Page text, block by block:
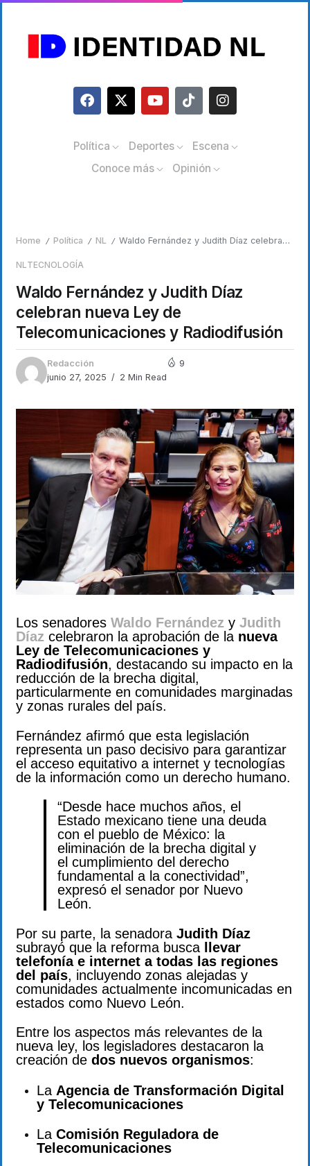
Política Deportes
Escena
Conoce más
Opinión
Home / Política / NL / Waldo Fernández y Judith Díaz celebran nueva Ley de Telecomunicaciones y Radiodifusión
NLTECNOLOGÍA
Waldo Fernández y Judith Díaz
celebran nueva Ley de
Telecomunicaciones y Radiodifusión
Redacción
junio 27, 2025
2 Min Read
9
Los senadores Waldo Fernández y Judith
Díaz celebraron la aprobación de la nueva
Ley de Telecomunicaciones y
Radiodifusión, destacando su impacto en la
reducción de la brecha digital,
particularmente en comunidades marginadas
y zonas rurales del país.
Fernández afirmó que esta legislación
representa un paso decisivo para garantizar
el acceso equitativo a internet y tecnologías
de la información como un derecho humano.
“Desde hace muchos años, el
Estado mexicano tiene una deuda
con el pueblo de México: la
eliminación de la brecha digital y
el cumplimiento del derecho
fundamental a la conectividad”,
expresó el senador por Nuevo
León.
Por su parte, la senadora Judith Díaz
subrayó que la reforma busca
llevar
telefonía e internet a todas las regiones
del país, incluyendo zonas alejadas y
comunidades actualmente incomunicadas en
estados como Nuevo León.
Entre los aspectos más relevantes de la
nueva ley, los legisladores destacaron la
creación de dos nuevos organismos:
La Agencia de Transformación Digital
y Telecomunicaciones
La Comisión Reguladora de
Telecomunicaciones